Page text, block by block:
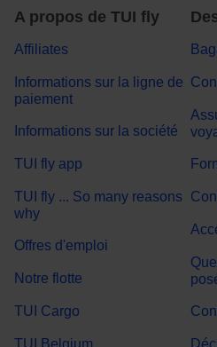
A propos de TUI fly
Affiliates
Informations sur la ligne de
paiement
Informations sur la société
TUI fly app
TUI fly ... So many reasons
why
Offres d'emploi
Notre flotte
TUI Cargo